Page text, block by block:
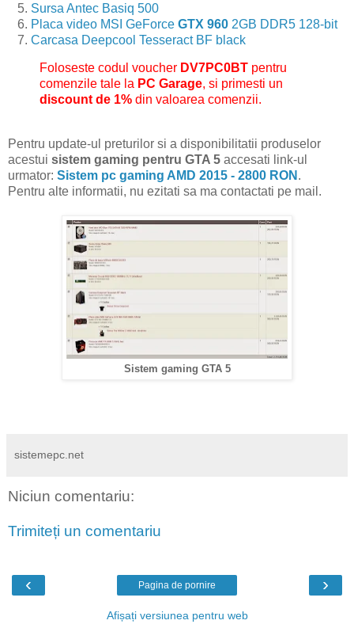
5. Sursa Antec Basiq 500
6. Placa video MSI GeForce GTX 960 2GB DDR5 128-bit
7. Carcasa Deepcool Tesseract BF black
Foloseste codul voucher DV7PC0BT pentru
comenzile tale la PC Garage, si primesti un
discount de 1% din valoarea comenzii.
Pentru update-ul preturilor si a disponibilitatii produselor
acestui sistem gaming pentru GTA 5 accesati link-ul
urmator: Sistem pc gaming AMD 2015 - 2800 RON .
Pentru alte informatii, nu ezitati sa ma contactati pe mail.
Sistem gaming GTA 5
sistemepc.net
Niciun comentariu:
Trimiteți un comentariu
‹ ›
Pagina de pornire
Afișați versiunea pentru web